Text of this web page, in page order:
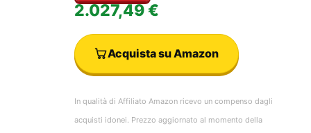
2.027,49 €
Acquista su Amazon
In qualità di Affiliato Amazon ricevo un compenso dagli
acquisti idonei. Prezzo aggiornato al momento della